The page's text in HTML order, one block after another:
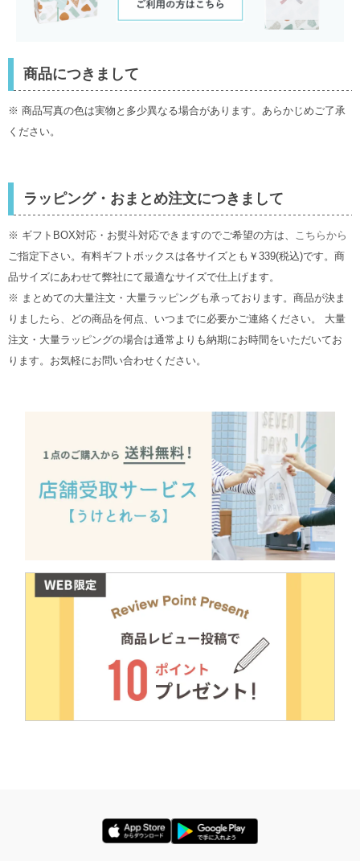
商品につきまして
※ 商品写真の色は実物と多少異なる場合があります。あらかじめご了承
ください。
ラッピング・おまとめ注文につきまして
※ ギフトBOX対応・お熨斗対応できますのでご希望の方は、 こちらから
ご指定下さい。有料ギフトボックスは各サイズとも￥339(税込)です。商
品サイズにあわせて弊社にて最適なサイズで仕上げます。
※ まとめての大量注文・大量ラッピングも承っております。商品が決ま
りましたら、どの商品を何点、いつまでに必要かご連絡ください。 大量
注文・大量ラッピングの場合は通常よりも納期にお時間をいただいてお
ります。お気軽にお問い合わせください。